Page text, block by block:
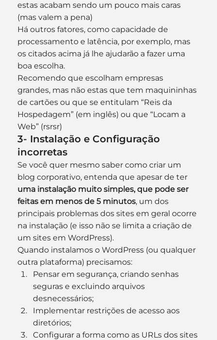
estas acabam sendo um pouco mais caras
(mas valem a pena)
Há outros fatores, como capacidade de
processamento e latência, por exemplo, mas
os citados acima já lhe ajudarão a fazer uma
boa escolha.
Recomendo que escolham empresas
grandes, mas não estas que tem maquininhas
de cartões ou que se entitulam “Reis da
Hospedagem” (em inglês) ou que “Locam a
Web” (rsrsr)
3- Instalação e Configuração
incorretas
Se você quer mesmo saber como criar um
blog corporativo, entenda que apesar de ter
uma instalação muito simples, que pode ser
feitas em menos de 5 minutos, um dos
principais problemas dos sites em geral ocorre
na instalação (e isso não se limita a criação de
um sites em WordPress).
Quando instalamos o WordPress (ou qualquer
outra plataforma) precisamos:
Pensar em segurança, criando senhas
seguras e excluindo arquivos
desnecessários;
Implementar restrições de acesso aos
diretórios;
Configurar a forma como as URLs dos sites